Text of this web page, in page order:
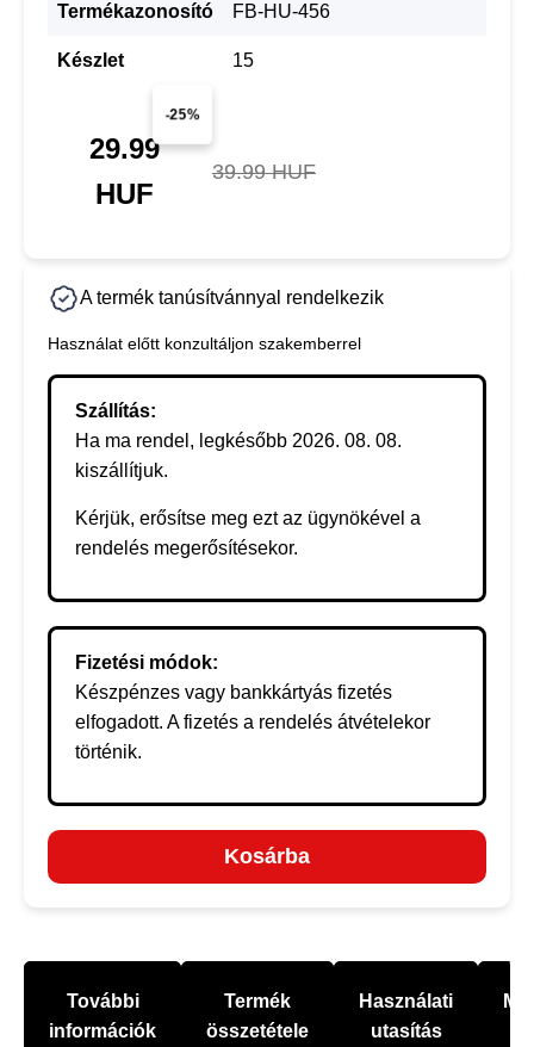
Termékazonosító FB-HU-456
Készlet 15
-25%
29.99
HUF
39.99 HUF
A termék tanúsítvánnyal rendelkezik
Használat előtt konzultáljon szakemberrel
Szállítás:
Ha ma rendel, legkésőbb 2026. 08. 08.
kiszállítjuk.
Kérjük, erősítse meg ezt az ügynökével a
rendelés megerősítésekor.
Fizetési módok:
Készpénzes vagy bankkártyás fizetés
elfogadott. A fizetés a rendelés átvételekor
történik.
Kosárba
További
információk
Termék
összetétele
Használati
utasítás